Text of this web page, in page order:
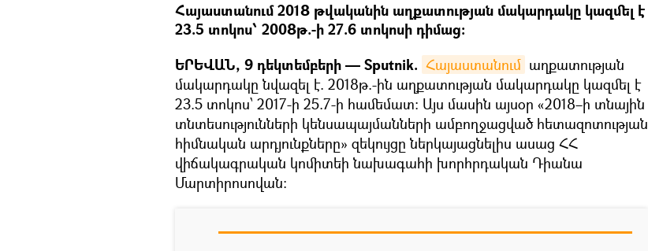
Հայաստանում 2018 թվականին աղքատության մակարդակը կազմել է
23.5 տոկոս՝ 2008թ.-ի 27.6 տոկոսի դիմաց։
ԵՐԵՎԱՆ, 9 դեկտեմբերի — Sputnik. Հայաստանում աղքատության
մակարդակը նվազել է. 2018թ.-ին աղքատության մակարդակը կազմել է
23.5 տոկոս՝ 2017-ի 25.7-ի համեմատ: Այս մասին այսօր «2018–ի տնային
տնտեսությունների կենսապայմանների ամբողջացված հետազոտության
հիմնական արդյունքները» զեկույցը ներկայացնելիս ասաց ՀՀ
վիճակագրական կոմիտեի նախագահի խորհրդական Դիանա
Մարտիրոսովան։